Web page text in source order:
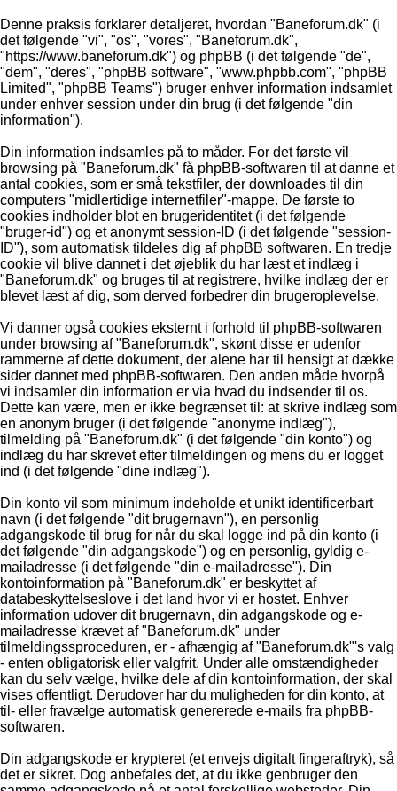
Denne praksis forklarer detaljeret, hvordan "Baneforum.dk" (i
det følgende "vi", "os", "vores", "Baneforum.dk",
"https://www.baneforum.dk") og phpBB (i det følgende "de",
"dem", "deres", "phpBB software", "www.phpbb.com", "phpBB
Limited", "phpBB Teams") bruger enhver information indsamlet
under enhver session under din brug (i det følgende "din
information").
Din information indsamles på to måder. For det første vil
browsing på "Baneforum.dk" få phpBB-softwaren til at danne et
antal cookies, som er små tekstfiler, der downloades til din
computers "midlertidige internetfiler"-mappe. De første to
cookies indholder blot en brugeridentitet (i det følgende
"bruger-id") og et anonymt session-ID (i det følgende "session-
ID"), som automatisk tildeles dig af phpBB softwaren. En tredje
cookie vil blive dannet i det øjeblik du har læst et indlæg i
"Baneforum.dk" og bruges til at registrere, hvilke indlæg der er
blevet læst af dig, som derved forbedrer din brugeroplevelse.
Vi danner også cookies eksternt i forhold til phpBB-softwaren
under browsing af "Baneforum.dk", skønt disse er udenfor
rammerne af dette dokument, der alene har til hensigt at dække
sider dannet med phpBB-softwaren. Den anden måde hvorpå
vi indsamler din information er via hvad du indsender til os.
Dette kan være, men er ikke begrænset til: at skrive indlæg som
en anonym bruger (i det følgende "anonyme indlæg"),
tilmelding på "Baneforum.dk" (i det følgende "din konto") og
indlæg du har skrevet efter tilmeldingen og mens du er logget
ind (i det følgende "dine indlæg").
Din konto vil som minimum indeholde et unikt identificerbart
navn (i det følgende "dit brugernavn"), en personlig
adgangskode til brug for når du skal logge ind på din konto (i
det følgende "din adgangskode") og en personlig, gyldig e-
mailadresse (i det følgende "din e-mailadresse"). Din
kontoinformation på "Baneforum.dk" er beskyttet af
databeskyttelseslove i det land hvor vi er hostet. Enhver
information udover dit brugernavn, din adgangskode og e-
mailadresse krævet af "Baneforum.dk" under
tilmeldingssproceduren, er - afhængig af "Baneforum.dk"'s valg
- enten obligatorisk eller valgfrit. Under alle omstændigheder
kan du selv vælge, hvilke dele af din kontoinformation, der skal
vises offentligt. Derudover har du muligheden for din konto, at
til- eller fravælge automatisk genererede e-mails fra phpBB-
softwaren.
Din adgangskode er krypteret (et envejs digitalt fingeraftryk), så
det er sikret. Dog anbefales det, at du ikke genbruger den